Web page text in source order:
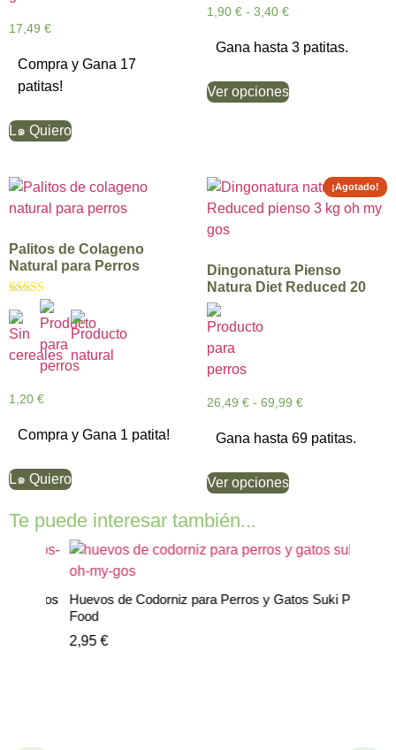
17,49 €
Compra y Gana 17
patitas!
L๑ Quiero
1,90 € - 3,40 €
Gana hasta 3 patitas.
Ver opciones
Palitos de Colageno
Natural para Perros
Valorado con
5.00
de 5
1,20 €
Compra y Gana 1 patita!
L๑ Quiero
Dingonatura Pienso
Natura Diet Reduced 20
26,49 € - 69,99 €
Gana hasta 69 patitas.
Ver opciones
¡Agotado!
Te puede interesar también...
de Codorniz para Perros y Gatos Suki Pet